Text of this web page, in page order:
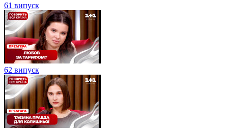
61 випуск
62 випуск